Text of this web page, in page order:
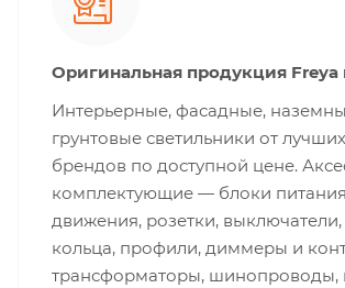
Оригинальная продукция Freya
Интерьерные, фасадные,
грунтовые светильники от
брендов по доступной цене.
комплектующие — блоки
движения, розетки,
кольца, профили, диммеры и
трансформаторы, шинопроводы,